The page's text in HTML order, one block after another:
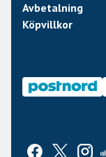
Avbetalning
Köpvillkor